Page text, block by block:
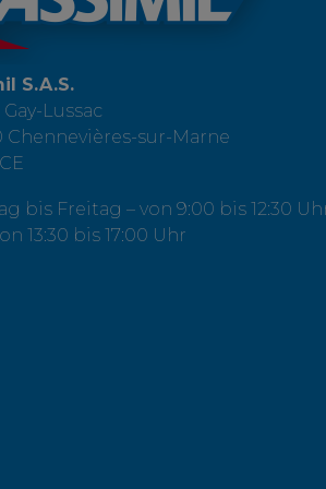
S.A.S.
Gay-Lussac
Chennevières-sur-Marne
bis Freitag – von 9:00 bis 12:30
13:30 bis 17:00 Uhr